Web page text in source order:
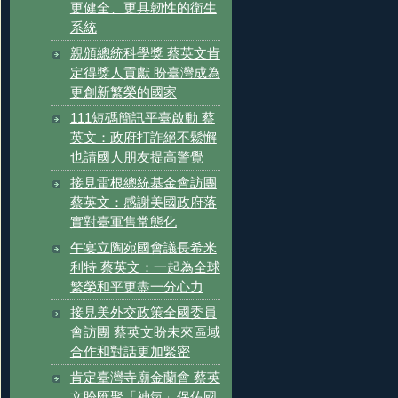
更健全、更具韌性的衛生
系統
親頒總統科學獎 蔡英文肯
定得獎人貢獻 盼臺灣成為
更創新繁榮的國家
111短碼簡訊平臺啟動 蔡
英文：政府打詐絕不鬆懈
也請國人朋友提高警覺
接見雷根總統基金會訪團
蔡英文：感謝美國政府落
實對臺軍售常態化
午宴立陶宛國會議長希米
利特 蔡英文：一起為全球
繁榮和平更盡一分心力
接見美外交政策全國委員
會訪團 蔡英文盼未來區域
合作和對話更加緊密
肯定臺灣寺廟金蘭會 蔡英